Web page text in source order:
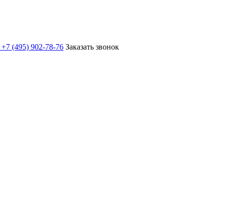
+7 (495) 902-78-76 Заказать звонок